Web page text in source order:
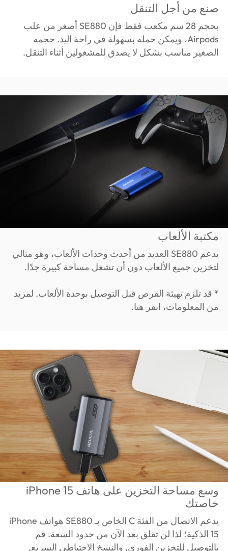
صنع من أجل التنقل
بحجم 28 سم مكعب فقط فإن SE880 أصغر من علب
Airpods، ويمكن حمله بسهولة في راحة اليد. حجمه
الصغير مناسب بشكل لا يصدق للمشغولين أثناء التنقل.
مكتبة الألعاب
يدعم SE880 العديد من أحدث وحدات الألعاب، وهو مثالي
لتخزين جميع الألعاب دون أن تشغل مساحة كبيرة جدًا.
* قد تلزم تهيئة القرص قبل التوصيل بوحدة الألعاب. لمزيد
من المعلومات، انقر هنا.
وسع مساحة التخزين على هاتف iPhone 15
خاصتك
يدعم الاتصال من الفئة C الخاص بـ SE880 هواتف iPhone
15 الذكية؛ لذا لن تقلق بعد الآن من حدود السعة. قم
بالتوصيل للتخزين الفوري, والنسخ الاحتياطي السريع,